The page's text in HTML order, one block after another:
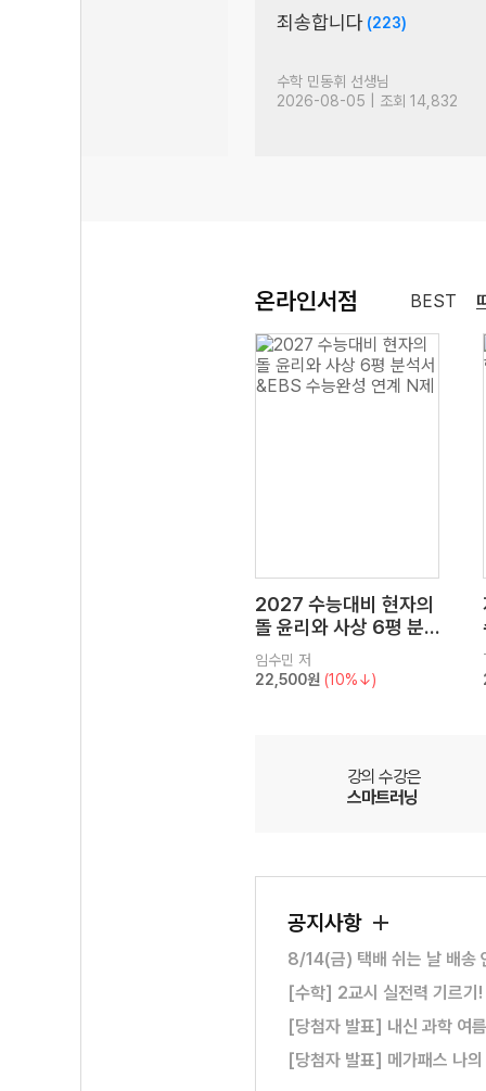
죄송합니다 (223)
수학 민동휘 선생님
2026-08-05 | 조회 14,832
온라인서점 BEST
2027 수능대비 현자의
돌 윤리와 사상 6평 분
석서&EBS 수능완성 연
계 N제
임수민 저
22,500원 (10%↓)
강의 수강은
스마트러닝
공지사항
8/14(금) 택배 쉬는 날 배송
[수학] 2교시 실전력 기르기
[당첨자 발표] 내신 과학 여
[당첨자 발표] 메가패스 나